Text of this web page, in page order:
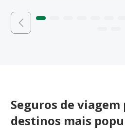
Seguros de viagem
destinos mais